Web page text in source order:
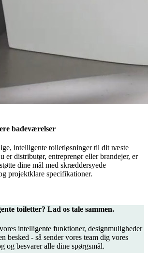
badeværelser
intelligente toiletløsninger til dit næste
er distributør, entreprenør eller brandejer, er
dine mål med skræddersyede
projektklare specifikationer.
toiletter? Lad os tale sammen.
intelligente funktioner, designmuligheder
besked - så sender vores team dig vores
og besvarer alle dine spørgsmål.